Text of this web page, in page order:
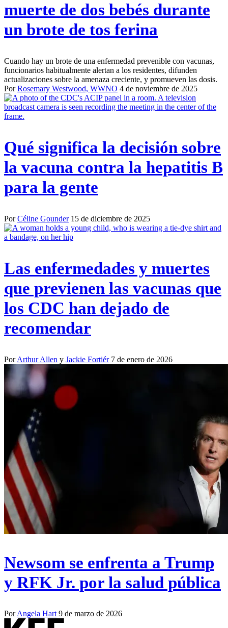
muerte de dos bebés durante
un brote de tos ferina
Cuando hay un brote de una enfermedad prevenible con vacunas,
funcionarios habitualmente alertan a los residentes, difunden
actualizaciones sobre la amenaza creciente, y promueven las dosis.
PorRosemary Westwood, WWNO 4 de noviembre de 2025
Qué significa la decisión sobre
la vacuna contra la hepatitis B
para la gente
PorCéline Gounder 15 de diciembre de 2025
Las enfermedades y muertes
que previenen las vacunas que
los CDC han dejado de
recomendar
PorArthur Allen y Jackie Fortiér 7 de enero de 2026
Newsom se enfrenta a Trump
y RFK Jr. por la salud pública
PorAngela Hart 9 de marzo de 2026